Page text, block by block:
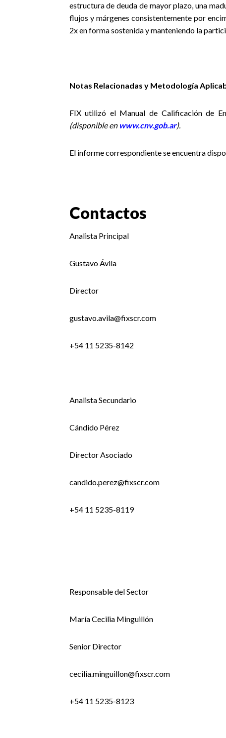
estructura de deuda de mayor plazo, una
flujos y márgenes consistentemente por
2x en forma sostenida y manteniendo la
Notas Relacionadas y Metodología
FIX utilizó el Manual de Calificación de
(disponible en www.cnv.gob.ar).
El informe correspondiente se encuentra
Contactos
Analista Principal
Gustavo Ávila
Director
gustavo.avila@fixscr.com
+54 11 5235-8142
Analista Secundario
Cándido Pérez
Director Asociado
candido.perez@fixscr.com
+54 11 5235-8119
Responsable del Sector
María Cecilia Minguillón
Senior Director
cecilia.minguillon@fixscr.com
+54 11 5235-8123